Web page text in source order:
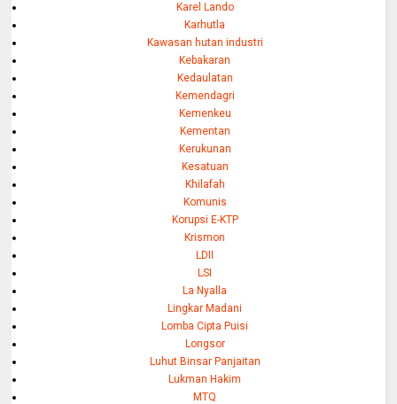
Karel Lando
Karhutla
Kawasan hutan industri
Kebakaran
Kedaulatan
Kemendagri
Kemenkeu
Kementan
Kerukunan
Kesatuan
Khilafah
Komunis
Korupsi E-KTP
Krismon
LDII
LSI
La Nyalla
Lingkar Madani
Lomba Cipta Puisi
Longsor
Luhut Binsar Panjaitan
Lukman Hakim
MTQ